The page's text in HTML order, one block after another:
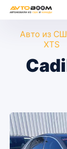
Авто из
XTS